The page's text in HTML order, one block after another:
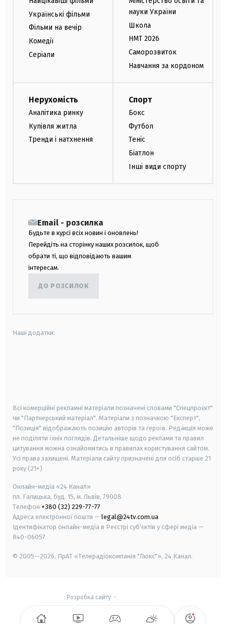
Українські фільми
Фільми на вечір
Комедії
Серіали
науки України
Школа
НМТ 2026
Саморозвиток
Навчання за кордоном
Нерухомість
Аналітика ринку
Купівля житла
Тренди і натхнення
Спорт
Бокс
Футбол
Теніс
Біатлон
Інші види спорту
Email - розсилка
Будьте в курсі всіх новин і оновлень!
Перейдіть на сторінку наших розсилок, щоб
обрати ті, що відповідають вашим
інтересам.
ДО РОЗСИЛОК
Наші додатки:
Всі комерційні рекламні матеріали позначені словами "Спецпроєкт"
чи "Партнерський матеріал". Матеріали з позначкою "Експерт",
"Позиція" відображають позицію авторів та героїв. Редакція може
не поділяти їхніх поглядів. Детальніше щодо реклами та правил
цитування можна ознайомитись в правилах користування сайтом.
Усі права захищені. Матеріали сайту призначені для осіб старше 21
року (21+)
Онлайн-медіа «24 Канал»
пл. Галицька, буд. 15, м. Львів, 79008
Телефон +380 (32) 229-77-77
Адреса електронної пошти — legal@24tv.com.ua
Ідентифікатор онлайн-медіа в Реєстрі суб'єктів у сфері медіа —
R40-06057
© 2005—2026, ПрАТ «Телерадіокомпанія "Люкс"», 24 Канал.
Розробка сайту-